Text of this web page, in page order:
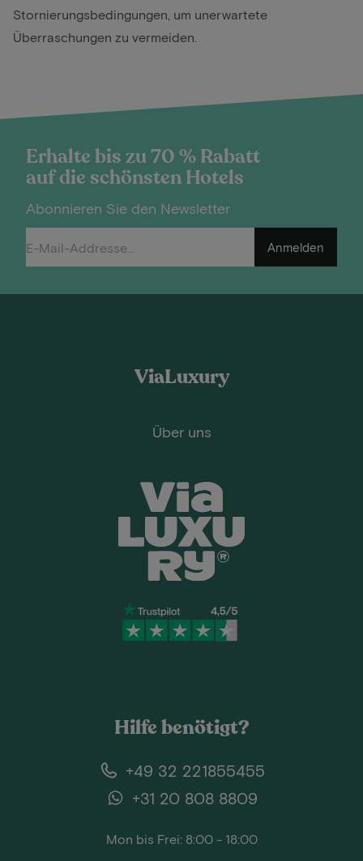
Stornierungsbedingungen, um unerwartete
Überraschungen zu vermeiden.
Erhalte bis zu 70 % Rabatt
auf die schönsten Hotels
Abonnieren Sie den Newsletter
Anmelden
ViaLuxury
Über uns
Hilfe benötigt?
+49 32 221855455
+31 20 808 8809
Mon bis Frei: 8:00 - 18:00